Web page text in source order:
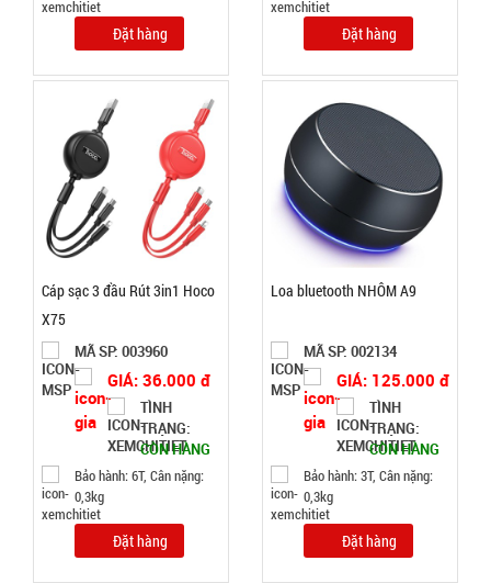
32.000 đ
CÒN HÀNG
Bảo
hành:
Test ,
Cân nặng :
0.5kg
Tripod 3
chân ngắn
mini nhiều
MÃ
001168
Đặt hàng Đặt hàng
Cáp sạc 3 đầu Rút 3in1 Hoco
X75
MÃ SP: 003960
GIÁ: 36.000 đ
TÌNH
TRẠNG:
CÒN HÀNG
Bảo hành: 6T, Cân nặng:
0,3kg
Đặt hàng
Loa bluetooth NHÔM A9
MÃ SP: 002134
GIÁ: 125.000 đ
TÌNH
TRẠNG:
CÒN HÀNG
Bảo hành: 3T, Cân nặng:
0,3kg
Đặt hàng